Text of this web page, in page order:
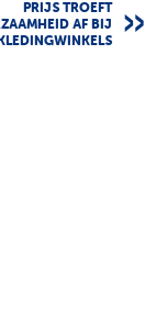
PRIJS TROEFT
AF BIJ